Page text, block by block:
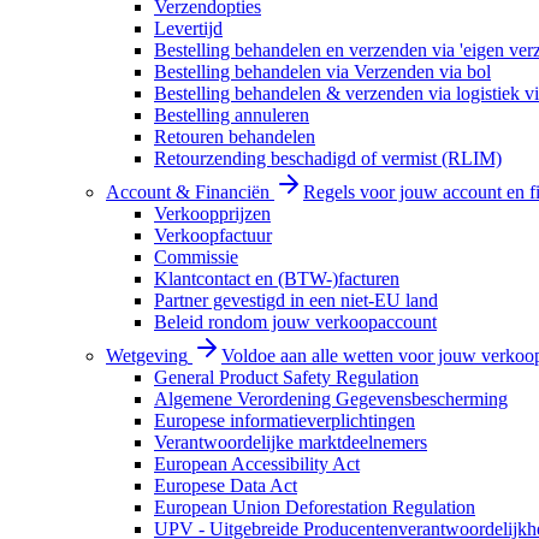
Verzendopties
Levertijd
Bestelling behandelen en verzenden via 'eigen
Bestelling behandelen via Verzenden via bol
Bestelling behandelen & verzenden via logistiek
Bestelling annuleren
Retouren behandelen
Retourzending beschadigd of vermist (RLIM)
Account & Financiën
Regels voor jouw account en
Verkoopprijzen
Verkoopfactuur
Commissie
Klantcontact en (BTW-)facturen
Partner gevestigd in een niet-EU land
Beleid rondom jouw verkoopaccount
Wetgeving
Voldoe aan alle wetten voor jouw
General Product Safety Regulation
Algemene Verordening Gegevensbescherming
Europese informatieverplichtingen
Verantwoordelijke marktdeelnemers
European Accessibility Act
Europese Data Act
European Union Deforestation Regulation
UPV - Uitgebreide